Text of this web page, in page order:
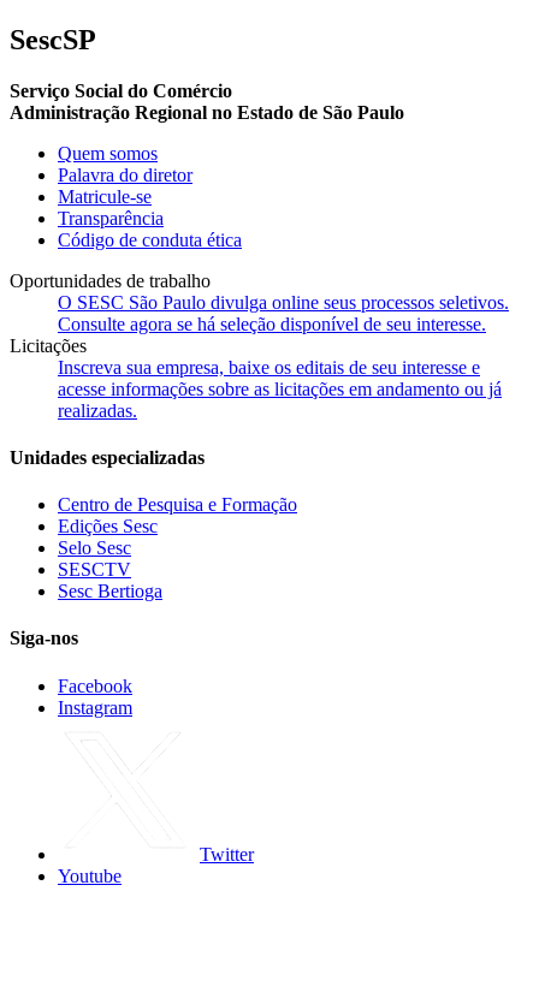
SescSP
Serviço Social do Comércio
Administração Regional no Estado de São Paulo
Quem somos
Palavra do diretor
Matricule-se
Transparência
Código de conduta ética
Oportunidades de trabalho
O SESC São Paulo divulga online seus processos seletivos.
Consulte agora se há seleção disponível de seu interesse.
Licitações
Inscreva sua empresa, baixe os editais de seu interesse e
acesse informações sobre as licitações em andamento ou já
realizadas.
Unidades especializadas
Centro de Pesquisa e Formação
Edições Sesc
Selo Sesc
SESCTV
Sesc Bertioga
Siga-nos
Facebook
Instagram
Twitter
Youtube